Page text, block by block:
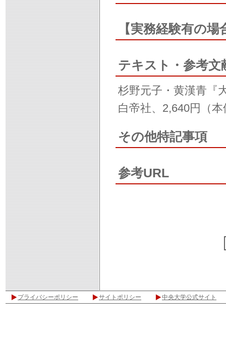
【実務経験有の
テキスト・参考文
杉野元子・黄漢青
白帝社、2,640円（
その他特記事項
参考URL
プライバシーポリシー サイトポリシー 中央大学公式サイト